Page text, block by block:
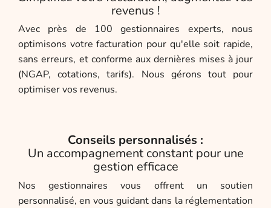
revenus !
Avec près de 100 gestionnaires experts, nous
optimisons votre facturation pour qu'elle soit rapide,
sans erreurs, et conforme aux dernières mises à jour
(NGAP, cotations, tarifs). Nous gérons tout pour
optimiser vos revenus.
Conseils personnalisés :
Un accompagnement constant pour une
gestion efficace
Nos gestionnaires vous offrent un soutien
personnalisé, en vous guidant dans la réglementation